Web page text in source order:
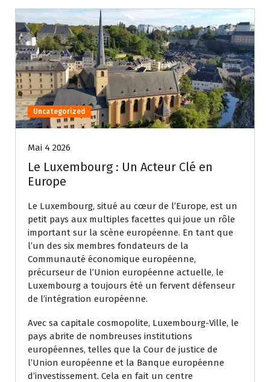
Uncategorized
Mai 4 2026
Le Luxembourg : Un Acteur Clé en
Europe
Le Luxembourg, situé au cœur de l’Europe, est un
petit pays aux multiples facettes qui joue un rôle
important sur la scène européenne. En tant que
l’un des six membres fondateurs de la
Communauté économique européenne,
précurseur de l’Union européenne actuelle, le
Luxembourg a toujours été un fervent défenseur
de l’intégration européenne.
Avec sa capitale cosmopolite, Luxembourg-Ville, le
pays abrite de nombreuses institutions
européennes, telles que la Cour de justice de
l’Union européenne et la Banque européenne
d’investissement. Cela en fait un centre